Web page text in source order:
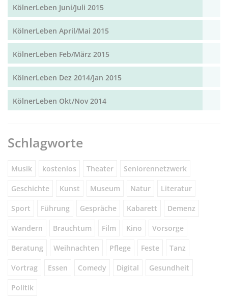
KölnerLeben Juni/Juli 2015
KölnerLeben April/Mai 2015
KölnerLeben Feb/März 2015
KölnerLeben Dez 2014/Jan 2015
KölnerLeben Okt/Nov 2014
Schlagworte
Musik kostenlos Theater Seniorennetzwerk
Geschichte Kunst Museum Natur Literatur
Sport Führung Gespräche Kabarett Demenz
Wandern Brauchtum Film Kino Vorsorge
Beratung Weihnachten Pflege Feste Tanz
Vortrag Essen Comedy Digital Gesundheit
Politik